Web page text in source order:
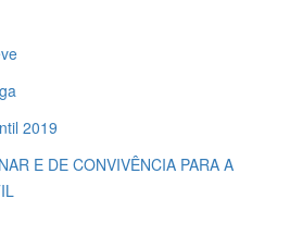
2019
E DE CONVIVÊNCIA PARA A